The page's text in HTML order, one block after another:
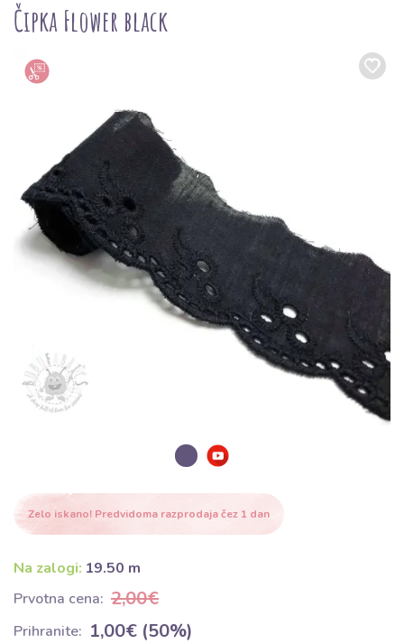
Čipka Flower black
Zelo iskano! Predvidoma razprodaja čez 1 dan
Na zalogi: 19.50 m
Prvotna cena: 2,00€
Prihranite: 1,00€ (50%)